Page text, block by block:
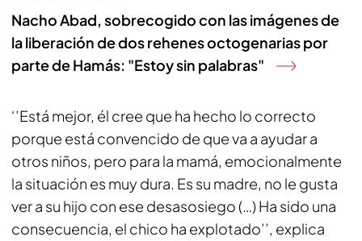
Nacho Abad, sobrecogido con las imágenes de
la liberación de dos rehenes octogenarias por
parte de Hamás: "Estoy sin palabras"
‘’Está mejor, él cree que ha hecho lo correcto
porque está convencido de que va a ayudar a
otros niños, pero para la mamá, emocionalmente
la situación es muy dura. Es su madre, no le gusta
ver a su hijo con ese desasosiego (…) Ha sido una
consecuencia, el chico ha explotado’’, explica